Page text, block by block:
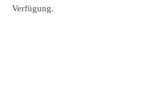
Verfügung.